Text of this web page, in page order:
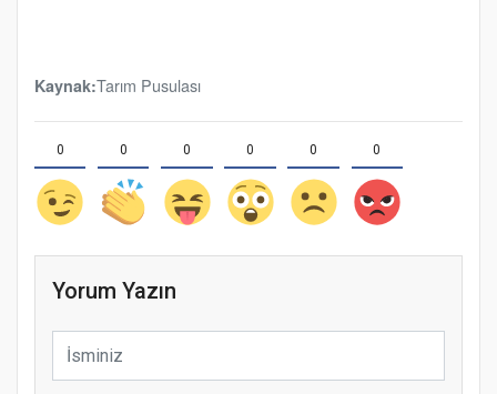
Kaynak:Tarım Pusulası
0 0 0 0 0 0
Yorum Yazın